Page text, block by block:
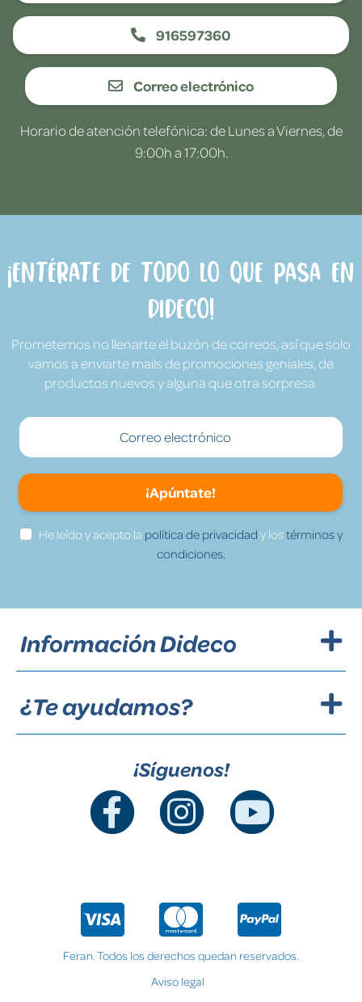
916597360
Correo electrónico
Horario de atención telefónica: de Lunes a Viernes, de
9:00h a 17:00h.
¡Entérate de todo lo que pasa en
Dideco!
Prometemos no llenarte el buzón de correos, así que solo
vamos a enviarte mails de promociones geniales, de
productos nuevos y alguna que otra sorpresa.
¡Apúntate!
He leído y acepto la política de privacidad y lostérminos y
condiciones.
Información Dideco
¿Te ayudamos?
¡Síguenos!
Feran. Todos los derechos quedan reservados.
Aviso legal